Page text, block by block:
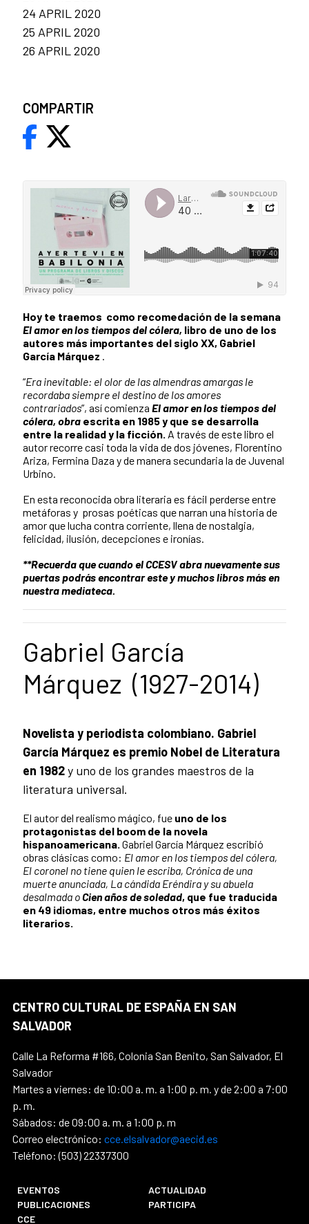
Hoy te traemos como recomedación de la semana
El amor en los tiempos del cólera, libro de uno de los
autores más importantes del siglo XX, Gabriel
García Márquez .
“Era inevitable: el olor de las almendras amargas le
recordaba siempre el destino de los amores
contrariados”, así comienza El amor en los tiempos del
cólera, obra escrita en 1985 y que se desarrolla
entre la realidad y la ficción. A través de este libro el
autor recorre casi toda la vida de dos jóvenes, Florentino
Ariza, Fermina Daza y de manera secundaria la de Juvenal
Urbino.
En esta reconocida obra literaria es fácil perderse entre
metáforas y prosas poéticas que narran una historia de
amor que lucha contra corriente, llena de nostalgia,
felicidad, ilusión, decepciones e ironías.
**Recuerda que cuando el CCESV abra nuevamente sus
puertas podrás encontrar este y muchos libros más en
nuestra mediateca.
Gabriel García
Márquez (1927-2014)
Novelista y periodista colombiano. Gabriel
García Márquez es premio Nobel de Literatura
en 1982y uno de los grandes maestros de la
literatura universal.
El autor del realismo mágico, fue uno de los
protagonistas del boom de la novela
hispanoamericana. Gabriel García Márquez escribió
obras clásicas como: El amor en los tiempos del cólera,
El coronel no tiene quien le escriba, Crónica de una
muerte anunciada, La cándida Eréndira y su abuela
desalmada oCien años de soledad, que fue traducida
en 49 idiomas, entre muchos otros más éxitos
literarios.
24 APRIL 2020
25 APRIL 2020
26 APRIL 2020
COMPARTIR
CENTRO CULTURAL DE ESPAÑA EN SAN
SALVADOR
Calle La Reforma #166, Colonia San Benito, San Salvador, El
Salvador
Martes a viernes: de 10:00 a. m. a 1:00 p. m. y de 2:00 a 7:00
p. m.
Sábados: de 09:00 a. m. a 1:00 p. m
Correo electrónico: cce.elsalvador@aecid.es
Teléfono: (503) 22337300
EVENTOS
ACTUALIDAD
PUBLICACIONES
PARTICIPA
CCE